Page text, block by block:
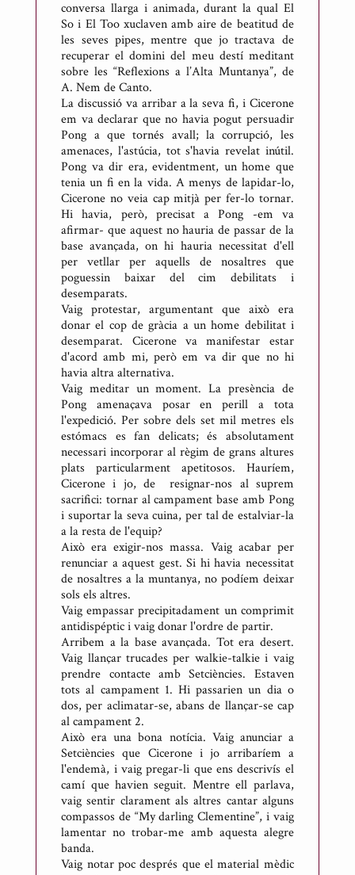
conversa llarga i animada, durant la qual El
So i El Too xuclaven amb aire de beatitud de
les seves pipes, mentre que jo tractava de
recuperar el domini del meu destí meditant
sobre les “Reflexions a l’Alta Muntanya”, de
A. Nem de Canto.
La discussió va arribar a la seva fi, i Cicerone
em va declarar que no havia pogut persuadir
Pong a que tornés avall; la corrupció, les
amenaces, l'astúcia, tot s'havia revelat inútil.
Pong va dir era, evidentment, un home que
tenia un fi en la vida. A menys de lapidar-lo,
Cicerone no veia cap mitjà per fer-lo tornar.
Hi havia, però, precisat a Pong -em va
afirmar- que aquest no hauria de passar de la
base avançada, on hi hauria necessitat d'ell
per vetllar per aquells de nosaltres que
poguessin baixar del cim debilitats i
desemparats.
Vaig protestar, argumentant que això era
donar el cop de gràcia a un home debilitat i
desemparat. Cicerone va manifestar estar
d'acord amb mi, però em va dir que no hi
havia altra alternativa.
Vaig meditar un moment. La presència de
Pong amenaçava posar en perill a tota
l'expedició. Per sobre dels set mil metres els
estómacs es fan delicats; és absolutament
necessari incorporar al règim de grans altures
plats particularment apetitosos. Hauríem,
Cicerone i jo, de resignar-nos al suprem
sacrifici: tornar al campament base amb Pong
i suportar la seva cuina, per tal de estalviar-la
a la resta de l'equip?
Això era exigir-nos massa. Vaig acabar per
renunciar a aquest gest. Si hi havia necessitat
de nosaltres a la muntanya, no podíem deixar
sols els altres.
Vaig empassar precipitadament un comprimit
antidispéptic i vaig donar l'ordre de partir.
Arribem a la base avançada. Tot era desert.
Vaig llançar trucades per walkie-talkie i vaig
prendre contacte amb Setciències. Estaven
tots al campament 1. Hi passarien un dia o
dos, per aclimatar-se, abans de llançar-se cap
al campament 2.
Això era una bona notícia. Vaig anunciar a
Setciències que Cicerone i jo arribaríem a
l'endemà, i vaig pregar-li que ens descrivís el
camí que havien seguit. Mentre ell parlava,
vaig sentir clarament als altres cantar alguns
compassos de “My darling Clementine”, i vaig
lamentar no trobar-me amb aquesta alegre
banda.
Vaig notar poc després que el material mèdic